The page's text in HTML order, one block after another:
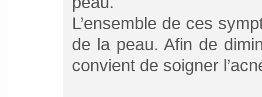
L’ensemble de ces
de la peau. Afin de
convient de soigner